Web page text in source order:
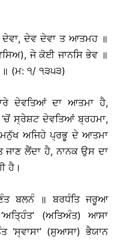
ਦੇਵਾ, ਦੇਵ ਦੇਵਾ ਤ ਆਤਮਹ ॥
ਜੇ ਕੋਈ ਜਾਨਸਿ ਭੇਵ ॥
(ਮ: ੧/ ੧੩੫੩)
ਦੇਵਤਿਆਂ ਦਾ ਆਤਮਾ ਹੈ,
ਸ੍ਰੇਸ਼ਟ ਦੇਵਤਿਆਂ ਬ੍ਰਹਮਾ,
ਅਜਿਹੇ ਪ੍ਰਭੂ ਦੇ ਆਤਮਾ
ਲੈਂਦਾ ਹੈ, ਨਾਨਕ ਉਸ ਦਾ
ਹੈ।
ਬਲਨੰ ॥ ਬਰਧੰਤਿ ਜਰੂਆ
(ਅਤਿਅੰਤ) ਆਸਾ
‘ਸ੍ਵਾਸਾ’ (ਸੁਆਸਾ) ਭੈਯਾਨ